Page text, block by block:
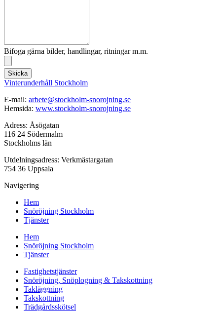
Bifoga gärna bilder, handlingar, ritningar m.m.
Skicka
Vinterunderhåll Stockholm
E-mail: arbete@stockholm-snorojning.se
Hemsida: www.stockholm-snorojning.se
Adress: Åsögatan
116 24 Södermalm
Stockholms län
Utdelningsadress: Verkmästargatan
754 36 Uppsala
Navigering
Hem
Snöröjning Stockholm
Tjänster
Hem
Snöröjning Stockholm
Tjänster
Fastighetstjänster
Snöröjning, Snöplogning & Takskottning
Takläggning
Takskottning
Trädgårdsskötsel